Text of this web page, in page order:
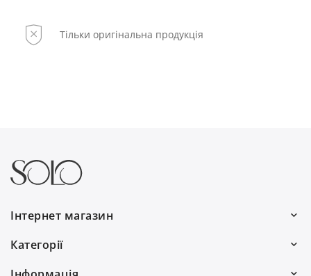
Тільки оригінальна продукція
Інтернет магазин
Пн–Пт: 10:00–19:00
Категорії